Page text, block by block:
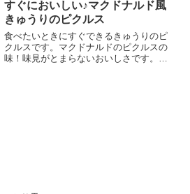
すぐにおいしい♪マクドナルド風
きゅうりのピクルス
食べたいときにすぐできるきゅうりのピ
クルスです。マクドナルドのピクルスの
味！味見がとまらないおいしさです。も